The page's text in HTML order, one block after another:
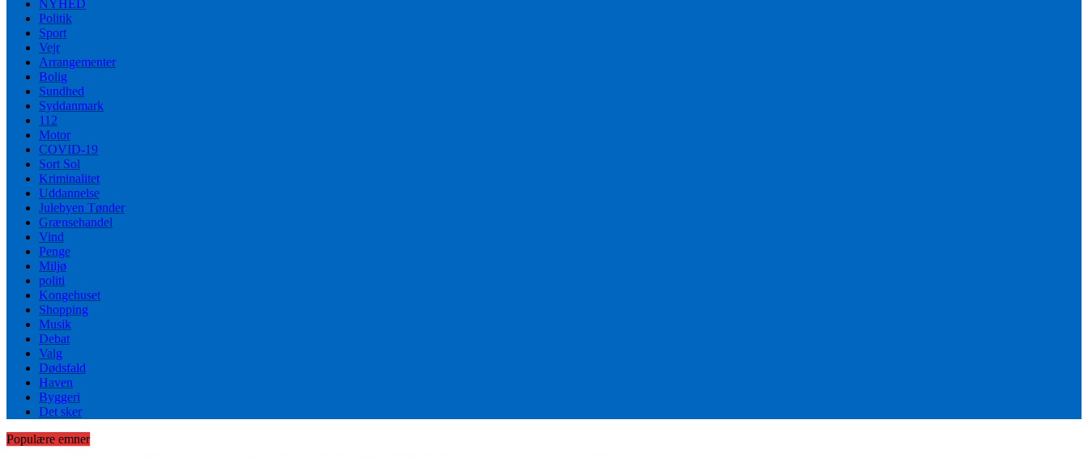
NYHED
Politik
Sport
Vejr
Arrangementer
Bolig
Sundhed
Syddanmark
112
Motor
COVID-19
Sort Sol
Kriminalitet
Uddannelse
Julebyen Tønder
Grænsehandel
Vind
Penge
Miljø
politi
Kongehuset
Shopping
Musik
Debat
Valg
Dødsfald
Haven
Byggeri
Det sker
Populære emner